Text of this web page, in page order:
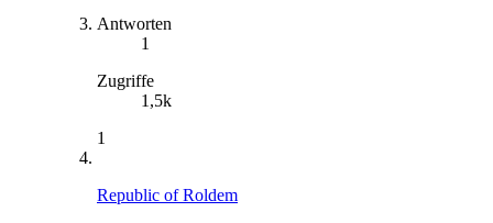
Antworten
1
Zugriffe
1,5k
1
Republic of Roldem